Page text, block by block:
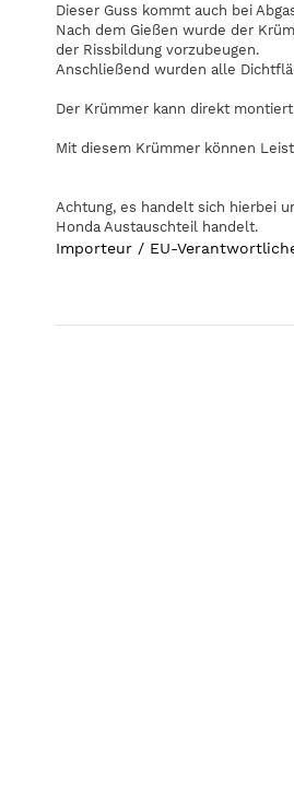
Dieser Guss kommt auch bei
Nach dem Gießen wurde der
der Rissbildung vorzubeugen.
Anschließend wurden alle
Der Krümmer kann direkt
Mit diesem Krümmer können
Achtung, es handelt sich hierbei
Honda Austauschteil handelt.
Importeur / EU-